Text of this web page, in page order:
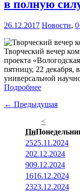
в полную
26.12.2017 Новости,
Творческий вечер
проекта
пятницу, 22 декабря,
универсальной
Подробнее
← Предыдущая
<
Пн
2525.11.2024
202.12.2024
909.12.2024
1616.12.2024
2323.12.2024